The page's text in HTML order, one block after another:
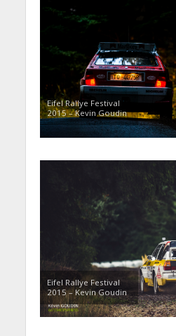
Eifel Rallye Festival
2015 – Kevin Goudin
Eifel Rallye Festival
2015 – Kevin Goudin